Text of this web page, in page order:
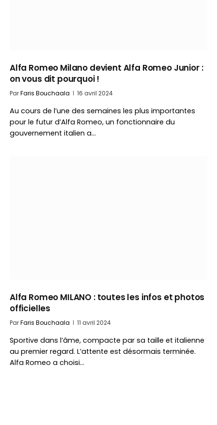
Alfa Romeo Milano devient Alfa Romeo Junior :
on vous dit pourquoi !
ParFaris Bouchaala 16 avril 2024
Au cours de l’une des semaines les plus importantes
pour le futur d’Alfa Romeo, un fonctionnaire du
gouvernement italien a…
Alfa Romeo MILANO : toutes les infos et photos
officielles
ParFaris Bouchaala 11 avril 2024
Sportive dans l’âme, compacte par sa taille et italienne
au premier regard. L’attente est désormais terminée.
Alfa Romeo a choisi…